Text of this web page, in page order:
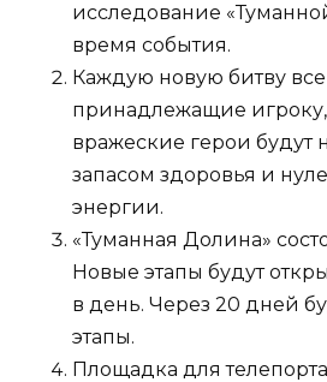
исследование
время события.
Каждую новую битву
принадлежащие игроку,
вражеские герои будут
запасом здоровья и
энергии.
«Туманная Долина»
Новые этапы будут
в день. Через 20 дней
этапы.
Площадка для